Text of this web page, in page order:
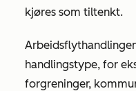
kjøres som tiltenkt.
handlingstype, for
forgreninger,